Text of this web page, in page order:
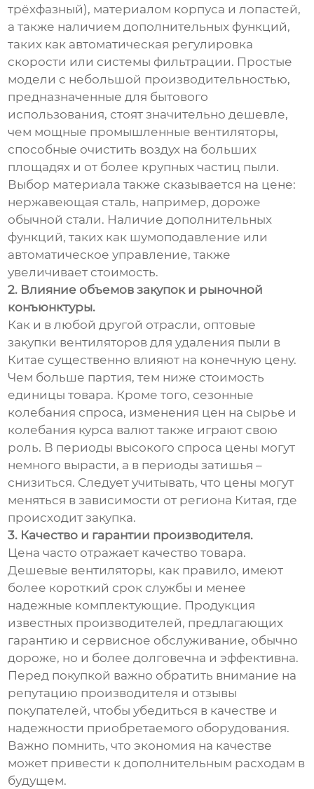
трёхфазный), материалом корпуса и лопастей,
а также наличием дополнительных функций,
таких как автоматическая регулировка
скорости или системы фильтрации. Простые
модели с небольшой производительностью,
предназначенные для бытового
использования, стоят значительно дешевле,
чем мощные промышленные вентиляторы,
способные очистить воздух на больших
площадях и от более крупных частиц пыли.
Выбор материала также сказывается на цене:
нержавеющая сталь, например, дороже
обычной стали. Наличие дополнительных
функций, таких как шумоподавление или
автоматическое управление, также
увеличивает стоимость.
2. Влияние объемов закупок и рыночной
конъюнктуры.
Как и в любой другой отрасли, оптовые
закупки вентиляторов для удаления пыли в
Китае существенно влияют на конечную цену.
Чем больше партия, тем ниже стоимость
единицы товара. Кроме того, сезонные
колебания спроса, изменения цен на сырье и
колебания курса валют также играют свою
роль. В периоды высокого спроса цены могут
немного вырасти, а в периоды затишья –
снизиться. Следует учитывать, что цены могут
меняться в зависимости от региона Китая, где
происходит закупка.
3. Качество и гарантии производителя.
Цена часто отражает качество товара.
Дешевые вентиляторы, как правило, имеют
более короткий срок службы и менее
надежные комплектующие. Продукция
известных производителей, предлагающих
гарантию и сервисное обслуживание, обычно
дороже, но и более долговечна и эффективна.
Перед покупкой важно обратить внимание на
репутацию производителя и отзывы
покупателей, чтобы убедиться в качестве и
надежности приобретаемого оборудования.
Важно помнить, что экономия на качестве
может привести к дополнительным расходам в
будущем.